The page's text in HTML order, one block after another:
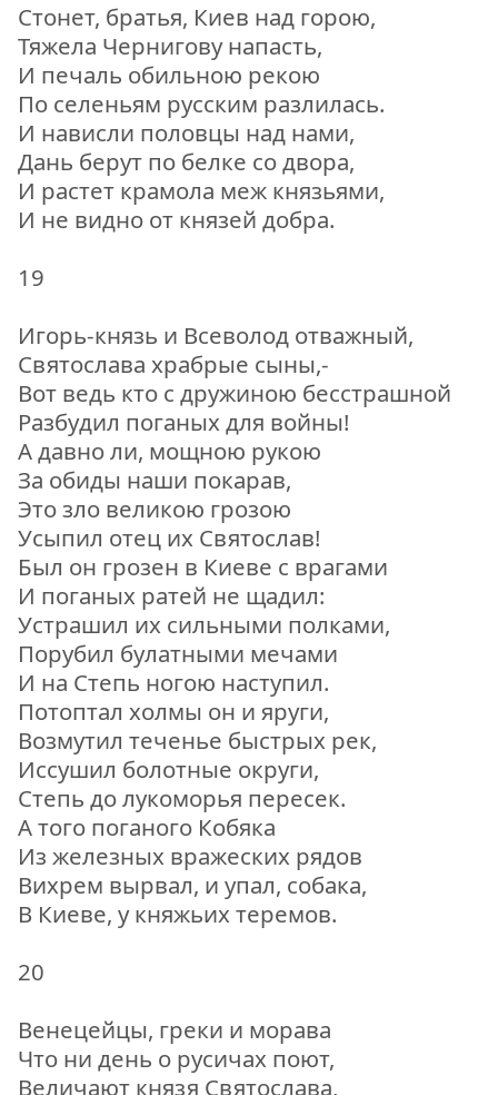
Стонет, братья, Киев над горою,
Тяжела Чернигову напасть,
И печаль обильною рекою
По селеньям русским разлилась.
И нависли половцы над нами,
Дань берут по белке со двора,
И растет крамола меж князьями,
И не видно от князей добра.
19
Игорь-князь и Всеволод отважный,
Святослава храбрые сыны,-
Вот ведь кто с дружиною бесстрашной
Разбудил поганых для войны!
А давно ли, мощною рукою
За обиды наши покарав,
Это зло великою грозою
Усыпил отец их Святослав!
Был он грозен в Киеве с врагами
И поганых ратей не щадил:
Устрашил их сильными полками,
Порубил булатными мечами
И на Степь ногою наступил.
Потоптал холмы он и яруги,
Возмутил теченье быстрых рек,
Иссушил болотные округи,
Степь до лукоморья пересек.
А того поганого Кобяка
Из железных вражеских рядов
Вихрем вырвал, и упал, собака,
В Киеве, у княжьих теремов.
20
Венецейцы, греки и морава
Что ни день о русичах поют,
Величают князя Святослава,